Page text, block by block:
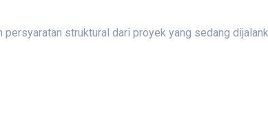
struktural dari proyek yang sedang